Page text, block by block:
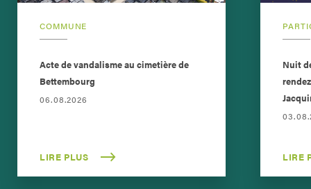
COMMUNE
Acte de vandalisme au cimetière de
Bettembourg
06.08.2026
LIRE PLUS
Nuit
LIRE